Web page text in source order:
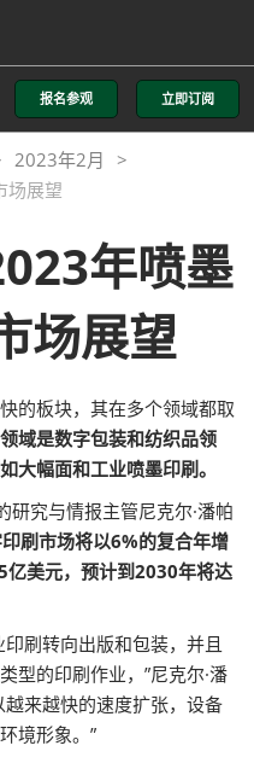
报名参观 立即订阅
2023年2月
场展望
年喷墨
场展望
的板块，其在多个领域都取
域是数字包装和纺织品领
大幅面和工业喷墨印刷。
究与情报主管尼克尔·潘帕
刷市场将以6%的复合年增
美元，预计到2030年将达
刷转向出版和包装，并且
型的印刷作业，”尼克尔·潘
来越快的速度扩张，设备
境形象。”